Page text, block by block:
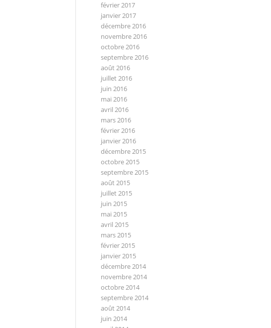
février 2017
janvier 2017
décembre 2016
novembre 2016
octobre 2016
septembre 2016
août 2016
juillet 2016
juin 2016
mai 2016
avril 2016
mars 2016
février 2016
janvier 2016
décembre 2015
octobre 2015
septembre 2015
août 2015
juillet 2015
juin 2015
mai 2015
avril 2015
mars 2015
février 2015
janvier 2015
décembre 2014
novembre 2014
octobre 2014
septembre 2014
août 2014
juin 2014